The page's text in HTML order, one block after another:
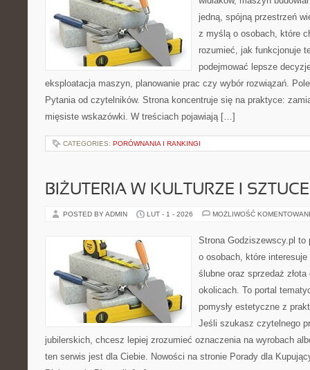
jedną, spójną przestrzeń
z myślą o osobach, które
rozumieć, jak funkcjonuje
podejmować lepsze
eksploatacja maszyn, planowanie prac czy wybór rozwiązań.
Pytania od czytelników. Strona koncentruje się na praktyce:
mięsiste wskazówki. W treściach pojawiają […]
CATEGORIES: PORÓWNANIA I RANKINGI
BIŻUTERIA W KULTURZE I SZTUCE
POSTED BY ADMIN LUT - 1 - 2026 MOŻLIWOŚĆ
Strona Godziszewscy.pl to
o osobach, które
ślubne oraz sprzedaż
okolicach. To portal
pomysły estetyczne z
Jeśli szukasz czytelnego
jubilerskich, chcesz lepiej zrozumieć oznaczenia na wyrobach
ten serwis jest dla Ciebie. Nowości na stronie Porady dla